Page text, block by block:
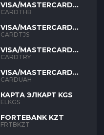
VISA/MASTERCARD
THB
CARDTHB
VISA/MASTERCARD
TJS
CARDTJS
VISA/MASTERCARD
TYR
CARDTRY
VISA/MASTERCARD
UAH
CARDUAH
КАРТА ЭЛКАРТ KGS
ELKGS
FORTEBANK KZT
FRTBKZT